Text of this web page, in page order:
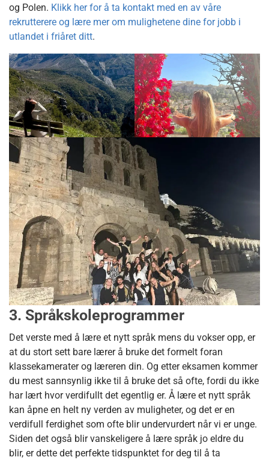
og Polen. Klikk her for å ta kontakt med en av våre
rekrutterere og lære mer om mulighetene dine for jobb i
utlandet i friåret ditt.
3. Språkskoleprogrammer
Det verste med å lære et nytt språk mens du vokser opp, er
at du stort sett bare lærer å bruke det formelt foran
klassekamerater og læreren din. Og etter eksamen kommer
du mest sannsynlig ikke til å bruke det så ofte, fordi du ikke
har lært hvor verdifullt det egentlig er. Å lære et nytt språk
kan åpne en helt ny verden av muligheter, og det er en
verdifull ferdighet som ofte blir undervurdert når vi er unge.
Siden det også blir vanskeligere å lære språk jo eldre du
blir, er dette det perfekte tidspunktet for deg til å ta